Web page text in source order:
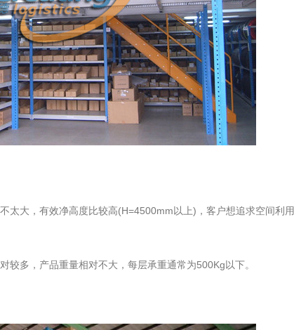
大，有效净高度比较高(H=4500mm以上)，客户想追求空间利用
多，产品重量相对不大，每层承重通常为500Kg以下。